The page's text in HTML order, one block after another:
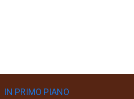
IN PRIMO PIANO